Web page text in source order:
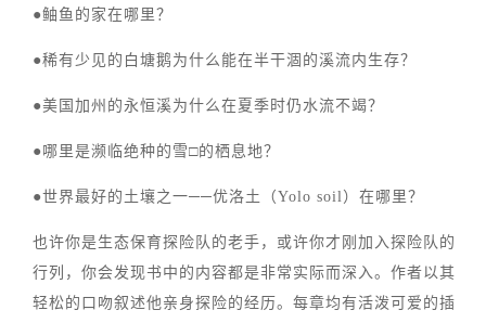
●鲉鱼的家在哪里？
●稀有少见的白塘鹅为什么能在半干涸的溪流内生存？
●美国加州的永恒溪为什么在夏季时仍水流不竭？
●哪里是濒临绝种的雪□的栖息地？
●世界最好的土壤之一──优洛土（Yolo soil）在哪里？
也许你是生态保育探险队的老手，或许你才刚加入探险队的
行列，你会发现书中的内容都是非常实际而深入。作者以其
轻松的口吻叙述他亲身探险的经历。每章均有活泼可爱的插